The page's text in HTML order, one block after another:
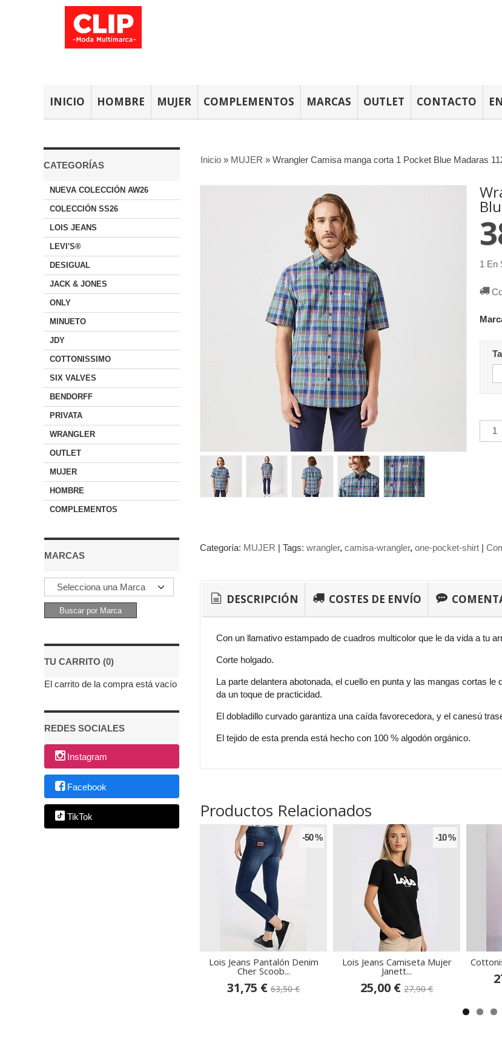
INICIO HOMBRE MUJER COMPLEMENTOS MARCAS OUTLET CONTACTO
CATEGORÍAS
NUEVA COLECCIÓN AW26
COLECCIÓN SS26
LOIS JEANS
LEVI'S®
DESIGUAL
JACK & JONES
ONLY
MINUETO
JDY
COTTONISSIMO
SIX VALVES
BENDORFF
PRIVATA
WRANGLER
OUTLET
MUJER
HOMBRE
COMPLEMENTOS
MARCAS
TU CARRITO (0)
El carrito de la compra está vacío
REDES SOCIALES
Instagram
Facebook
TikTok
Inicio » MUJER » Wrangler Camisa manga corta 1 Pocket Blue Madaras
1 En
Categoría: MUJER | Tags: wrangler camisa-wrangler one-pocket-shirt |
DESCRIPCIÓN COSTES DE ENVÍO
Con un llamativo estampado de cuadros multicolor que le da vida a tu
Corte holgado.
La parte delantera abotonada, el cuello en punta y las mangas cortas
da un toque de practicidad.
El dobladillo curvado garantiza una caída favorecedora, y el canesú
El tejido de esta prenda está hecho con 100 % algodón orgánico.
Productos Relacionados
-50 %
Lois Jeans Pantalón Denim
Cher Scoob...
31,75 € 63,50 €
-10 %
Lois Jeans Camiseta Mujer
Janett...
25,00 € 27,90 €